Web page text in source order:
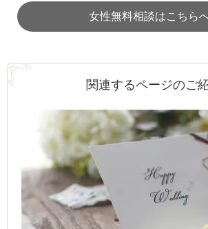
女性無料相談はこちら
関連するページのご